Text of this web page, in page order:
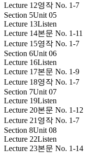
Lecture 12영작 No. 1-7
Section 5Unit 05
Lecture 13Listen
Lecture 14본문 No. 1-11
Lecture 15영작 No. 1-7
Section 6Unit 06
Lecture 16Listen
Lecture 17본문 No. 1-9
Lecture 18영작 No. 1-7
Section 7Unit 07
Lecture 19Listen
Lecture 20본문 No. 1-12
Lecture 21 영작 No. 1-7
Section 8Unit 08
Lecture 22Listen
Lecture 23본문 No. 1-14